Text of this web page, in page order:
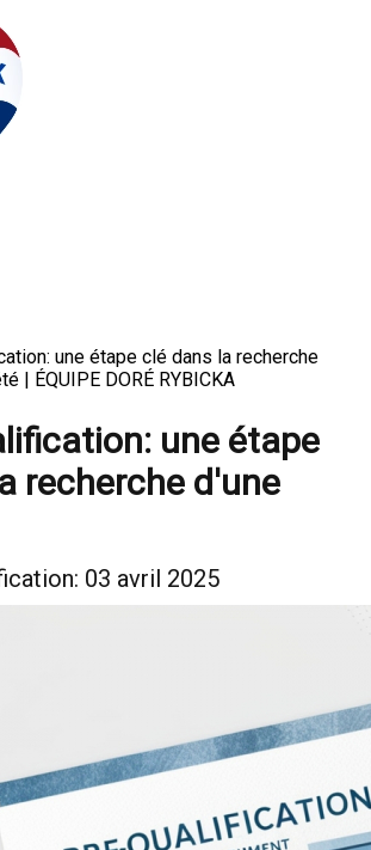
une étape clé dans la recherche
| ÉQUIPE DORÉ RYBICKA
une étape
recherche d'une
03 avril 2025